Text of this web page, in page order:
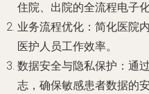
住院、出院的全流程电子
业务流程优化 ：简化医院
医护人员工作效率。
数据安全与隐私保护 ：通
志，确保敏感患者数据的